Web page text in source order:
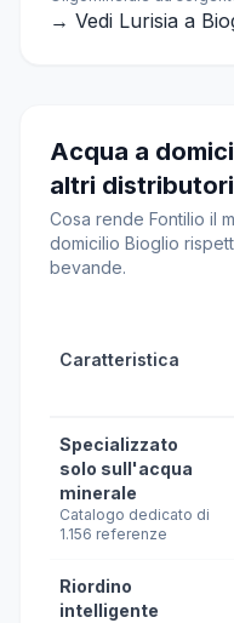
→ Vedi Lurisia a
Acqua a
altri distributori
Cosa rende Fontilio il
domicilio Bioglio
bevande.
Caratteristica
Specializzato
solo sull'acqua
minerale
Catalogo dedicato di
1.156 referenze
Riordino
intelligente